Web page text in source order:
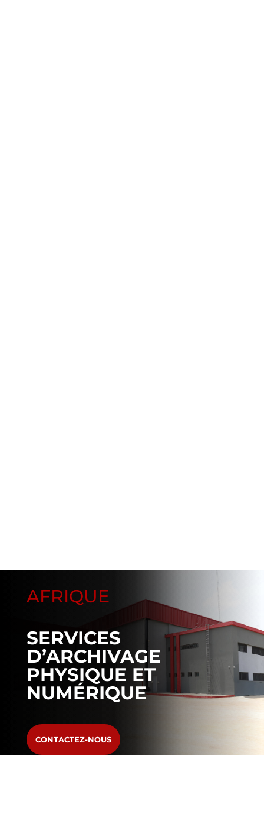
AFRIQUE
SERVICES
D’ARCHIVAGE
PHYSIQUE ET
NUMÉRIQUE
CONTACTEZ-NOUS